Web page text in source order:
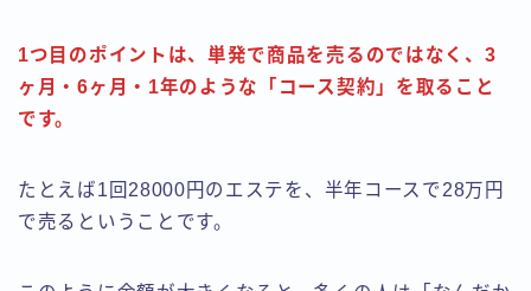
1つ目のポイントは、単発で商品を売るのではなく、3
ヶ月・6ヶ月・1年のような「コース契約」を取ること
です。
たとえば1回28000円のエステを、半年コースで28万円
で売るということです。